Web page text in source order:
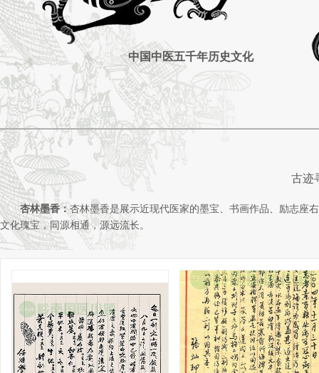
中国中医五千年历史文化
古迹
杏林墨香：杏林墨香是展示近现代医家的墨宝、书画作品、励志座
文化瑰宝，同源相通，源远流长。